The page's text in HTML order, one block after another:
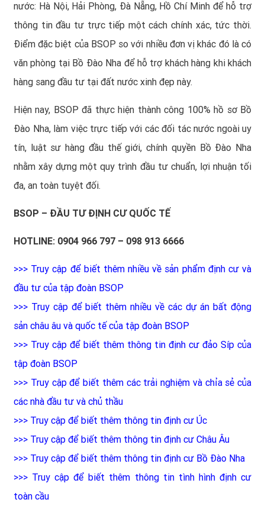
nước: Hà Nội, Hải Phòng, Đà Nẵng, Hồ Chí Minh để hỗ trợ
thông tin đầu tư trực tiếp một cách chính xác, tức thời.
Điểm đặc biệt của BSOP so với nhiều đơn vị khác đó là có
văn phòng tại Bồ Đào Nha để hỗ trợ khách hàng khi khách
hàng sang đầu tư tại đất nước xinh đẹp này.
Hiện nay, BSOP đã thực hiện thành công 100% hồ sơ Bồ
Đào Nha, làm việc trực tiếp với các đối tác nước ngoài uy
tín, luật sư hàng đầu thế giới, chính quyền Bồ Đào Nha
nhằm xây dựng một quy trình đầu tư chuẩn, lợi nhuận tối
đa, an toàn tuyệt đối.
BSOP – ĐẦU TƯ ĐỊNH CƯ QUỐC TẾ
HOTLINE: 0904 966 797 – 098 913 6666
>>> Truy cập để biết thêm nhiều về sản phẩm định cư và
đầu tư của tập đoàn BSOP
>>> Truy cập để biết thêm nhiều về các dự án bất động
sản châu âu và quốc tế của tập đoàn BSOP
>>> Truy cập để biết thêm thông tin định cư đảo Síp của
tập đoàn BSOP
>>> Truy cập để biết thêm các trải nghiệm và chỉa sẻ của
các nhà đầu tư và chủ thầu
>>> Truy cập để biết thêm thông tin định cư Úc
>>> Truy cập để biết thêm thông tin định cư Châu Âu
>>> Truy cập để biết thêm thông tin định cư Bồ Đào Nha
>>> Truy cập để biết thêm thông tin tình hình định cư
toàn cầu